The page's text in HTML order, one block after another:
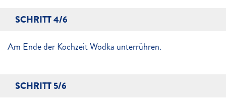
SCHRITT 4/6
Am Ende der Kochzeit Wodka unterrühren.
SCHRITT 5/6